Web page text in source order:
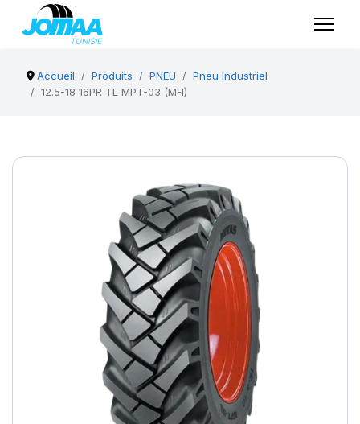
Accueil Produits PNEU
Pneu Industriel
12.5-18 16PR TL MPT-03 (M-I)